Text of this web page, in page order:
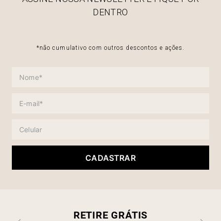
DENTRO
*não cumulativo com outros descontos e ações.
CADASTRAR
RETIRE GRÁTIS